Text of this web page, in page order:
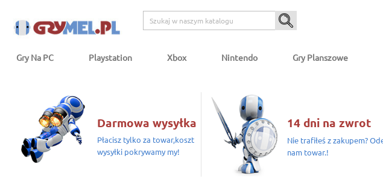
Gry Na PC Playstation Xbox Nintendo Gry Planszowe
Darmowa wysyłka
Płacisz tylko za towar,koszt
wysyłki pokrywamy my!
14 dni na zwrot
Nie trafiłeś z zakupem?
nam towar.!